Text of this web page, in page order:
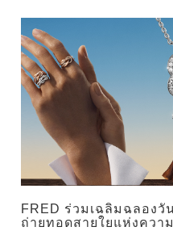
FRED ร่วมเฉลิมฉลองวั
ถ่ายทอดสายใยแห่งควา